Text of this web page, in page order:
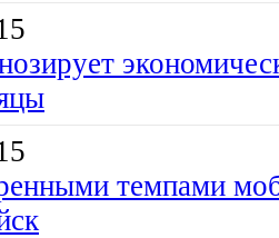
темпами